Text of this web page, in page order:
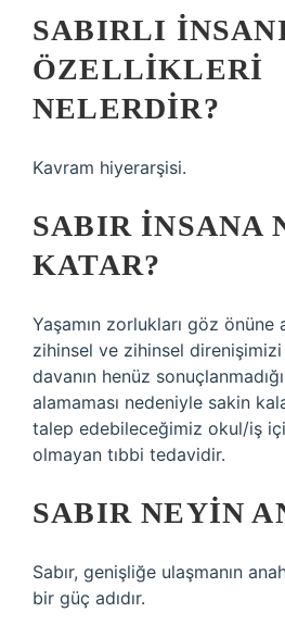
SABIRLI
ÖZELLIKLERI
NELERDIR?
Kavram hiyerarşisi.
SABIR INSANA
KATAR?
Yaşamın zorlukları göz önüne
zihinsel ve zihinsel
davanın henüz
alamaması nedeniyle sakin
talep edebileceğimiz okul/iş
olmayan tıbbi tedavidir.
SABIR NEYIN
Sabır, genişliğe ulaşmanın
bir güç adıdır.